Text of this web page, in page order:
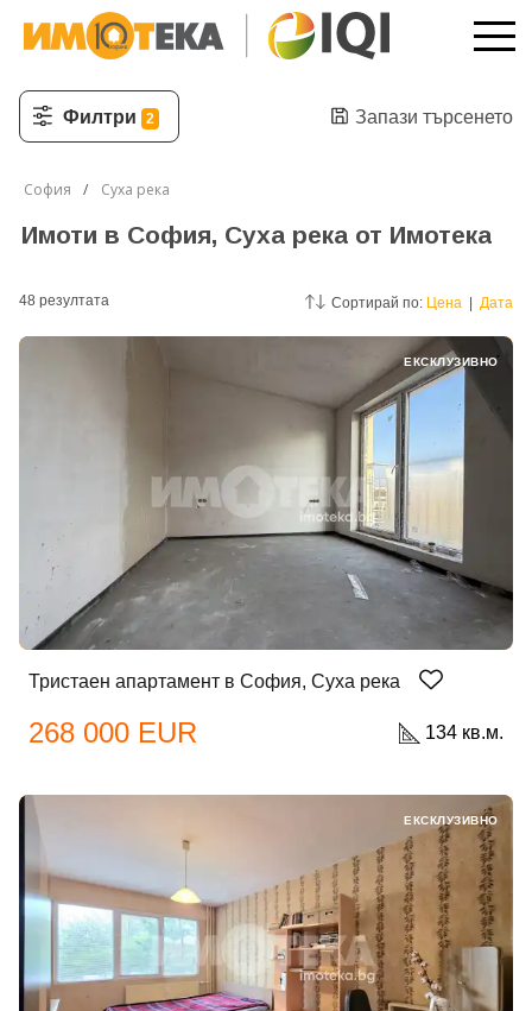
Филтри 2 Запази търсенето
София Суха река
Имоти в София, Суха река от Имотека
48 резултатa Сортирай по: Цена Дата
Тристаен апартамент в София, Суха река
268 000 EUR 134 кв.м.
ЕКСКЛУЗИВНО
ЕКСКЛУЗИВНО